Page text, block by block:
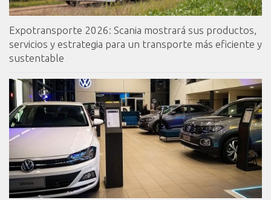
Expotransporte 2026: Scania mostrará sus productos,
servicios y estrategia para un transporte más eficiente y
sustentable